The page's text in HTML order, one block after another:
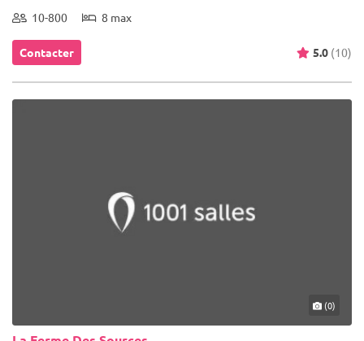
10-800 8 max
Contacter 5.0 (10)
(0)